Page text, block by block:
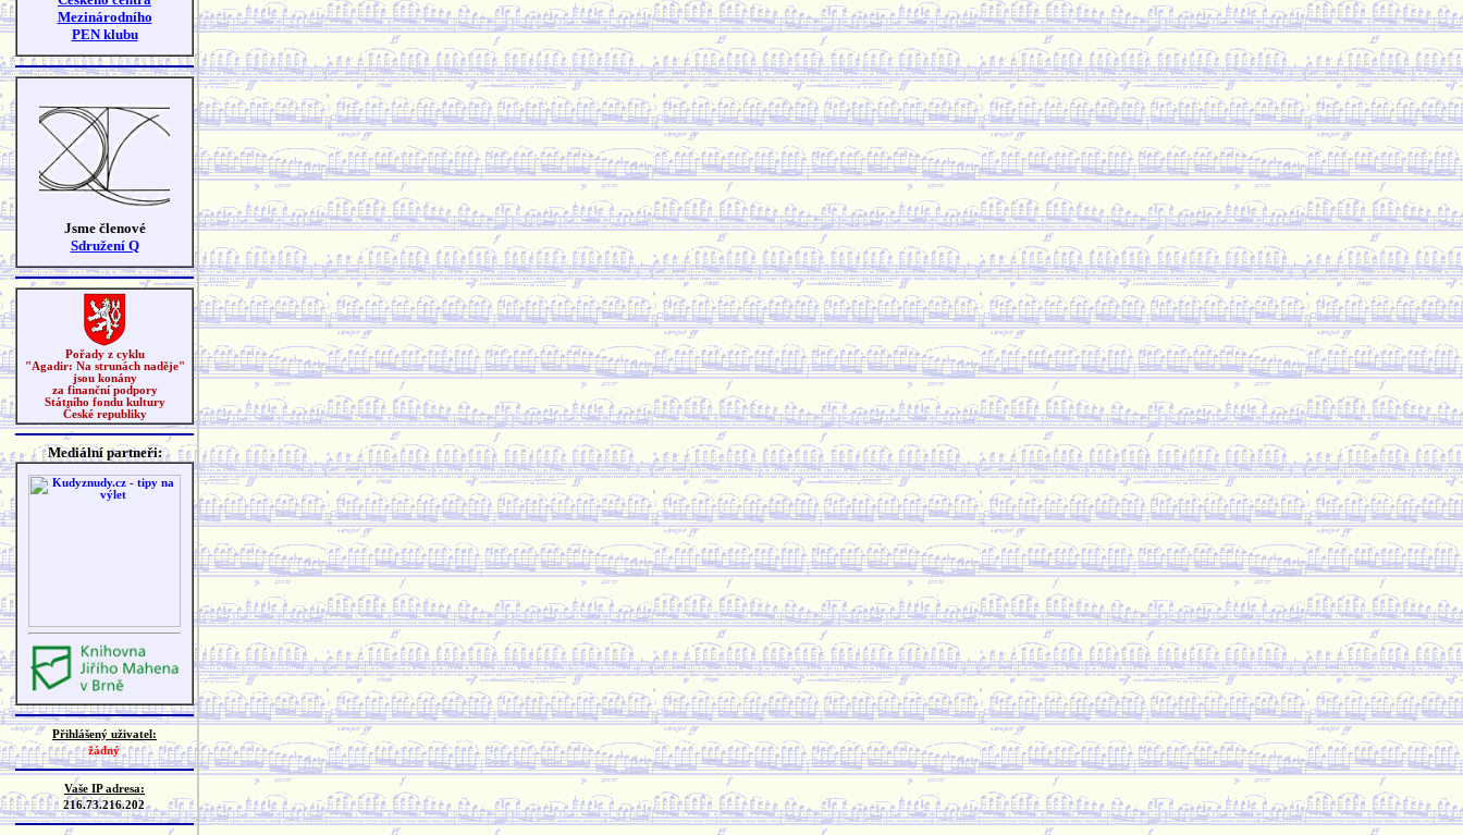
Mezinárodního
PEN klubu
Jsme členové
Sdružení Q
Pořady z cyklu
"Agadir: Na strunách naděje"
jsou konány
za finanční podpory
Státního fondu kultury
České republiky
Mediální partneři:
Přihlášený uživatel:
žádný
Vaše IP adresa:
216.73.216.202